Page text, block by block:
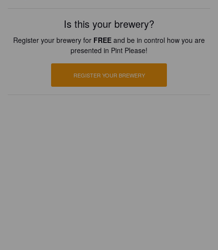
Is this your brewery?
Register your brewery for FREE and be in control how you are
presented in Pint Please!
REGISTER YOUR BREWERY